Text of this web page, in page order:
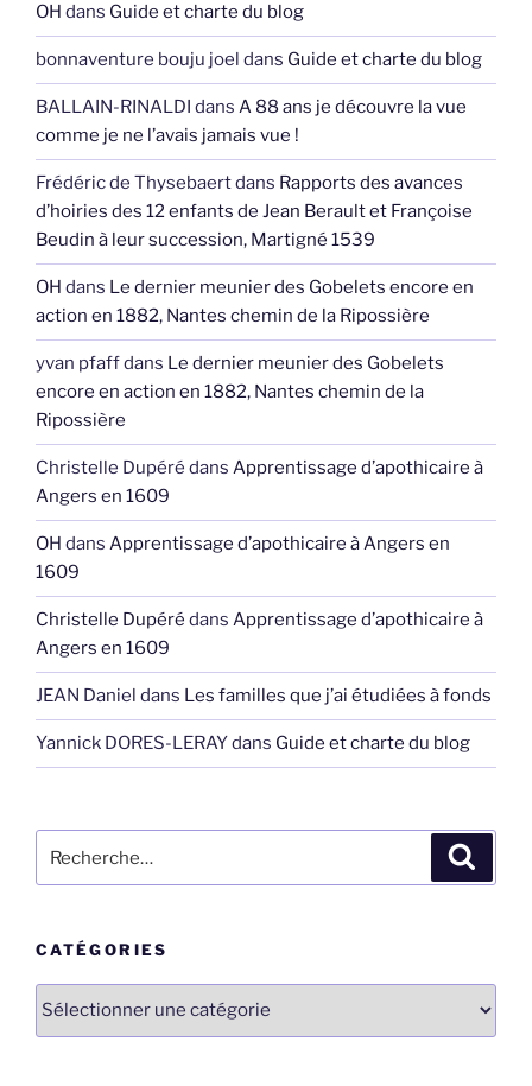
OH dans Guide et charte du blog
bonnaventure bouju joel dans Guide et charte du blog
BALLAIN-RINALDI dans A 88 ans je découvre la vue
comme je ne l’avais jamais vue !
Frédéric de Thysebaertdans Rapports des avances
d’hoiries des 12 enfants de Jean Berault et Françoise
Beudin à leur succession, Martigné 1539
OH dans Le dernier meunier des Gobelets encore en
action en 1882, Nantes chemin de la Ripossière
yvan pfaffdans Le dernier meunier des Gobelets
encore en action en 1882, Nantes chemin de la
Ripossière
Christelle Dupéré dans Apprentissage d’apothicaire à
Angers en 1609
OH dans Apprentissage d’apothicaire à Angers en
1609
Christelle Dupéré dans Apprentissage d’apothicaire à
Angers en 1609
JEAN Daniel dans Les familles que j’ai étudiées à fonds
Yannick DORES-LERAYdans Guide et charte du blog
pour
CATÉGORIES